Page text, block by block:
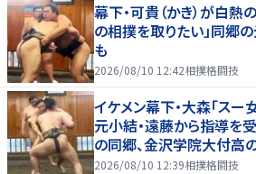
幕下・可貴（かき）が白熱
の相撲を取りたい」同郷
も
2026/08/10 12:42相撲格闘技
イケメン幕下・大森「スー
元小結・遠藤から指導を
の同郷、金沢学院大付高
2026/08/10 12:39相撲格闘技